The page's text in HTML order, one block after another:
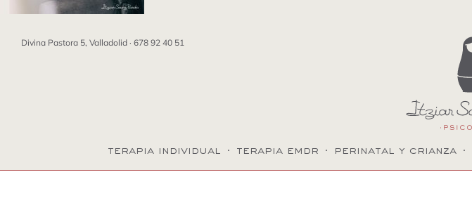
Divina Pastora 5, Valladolid · 678 92 40 51
terapia individual · terapia emdr · perinatal y crianza ·